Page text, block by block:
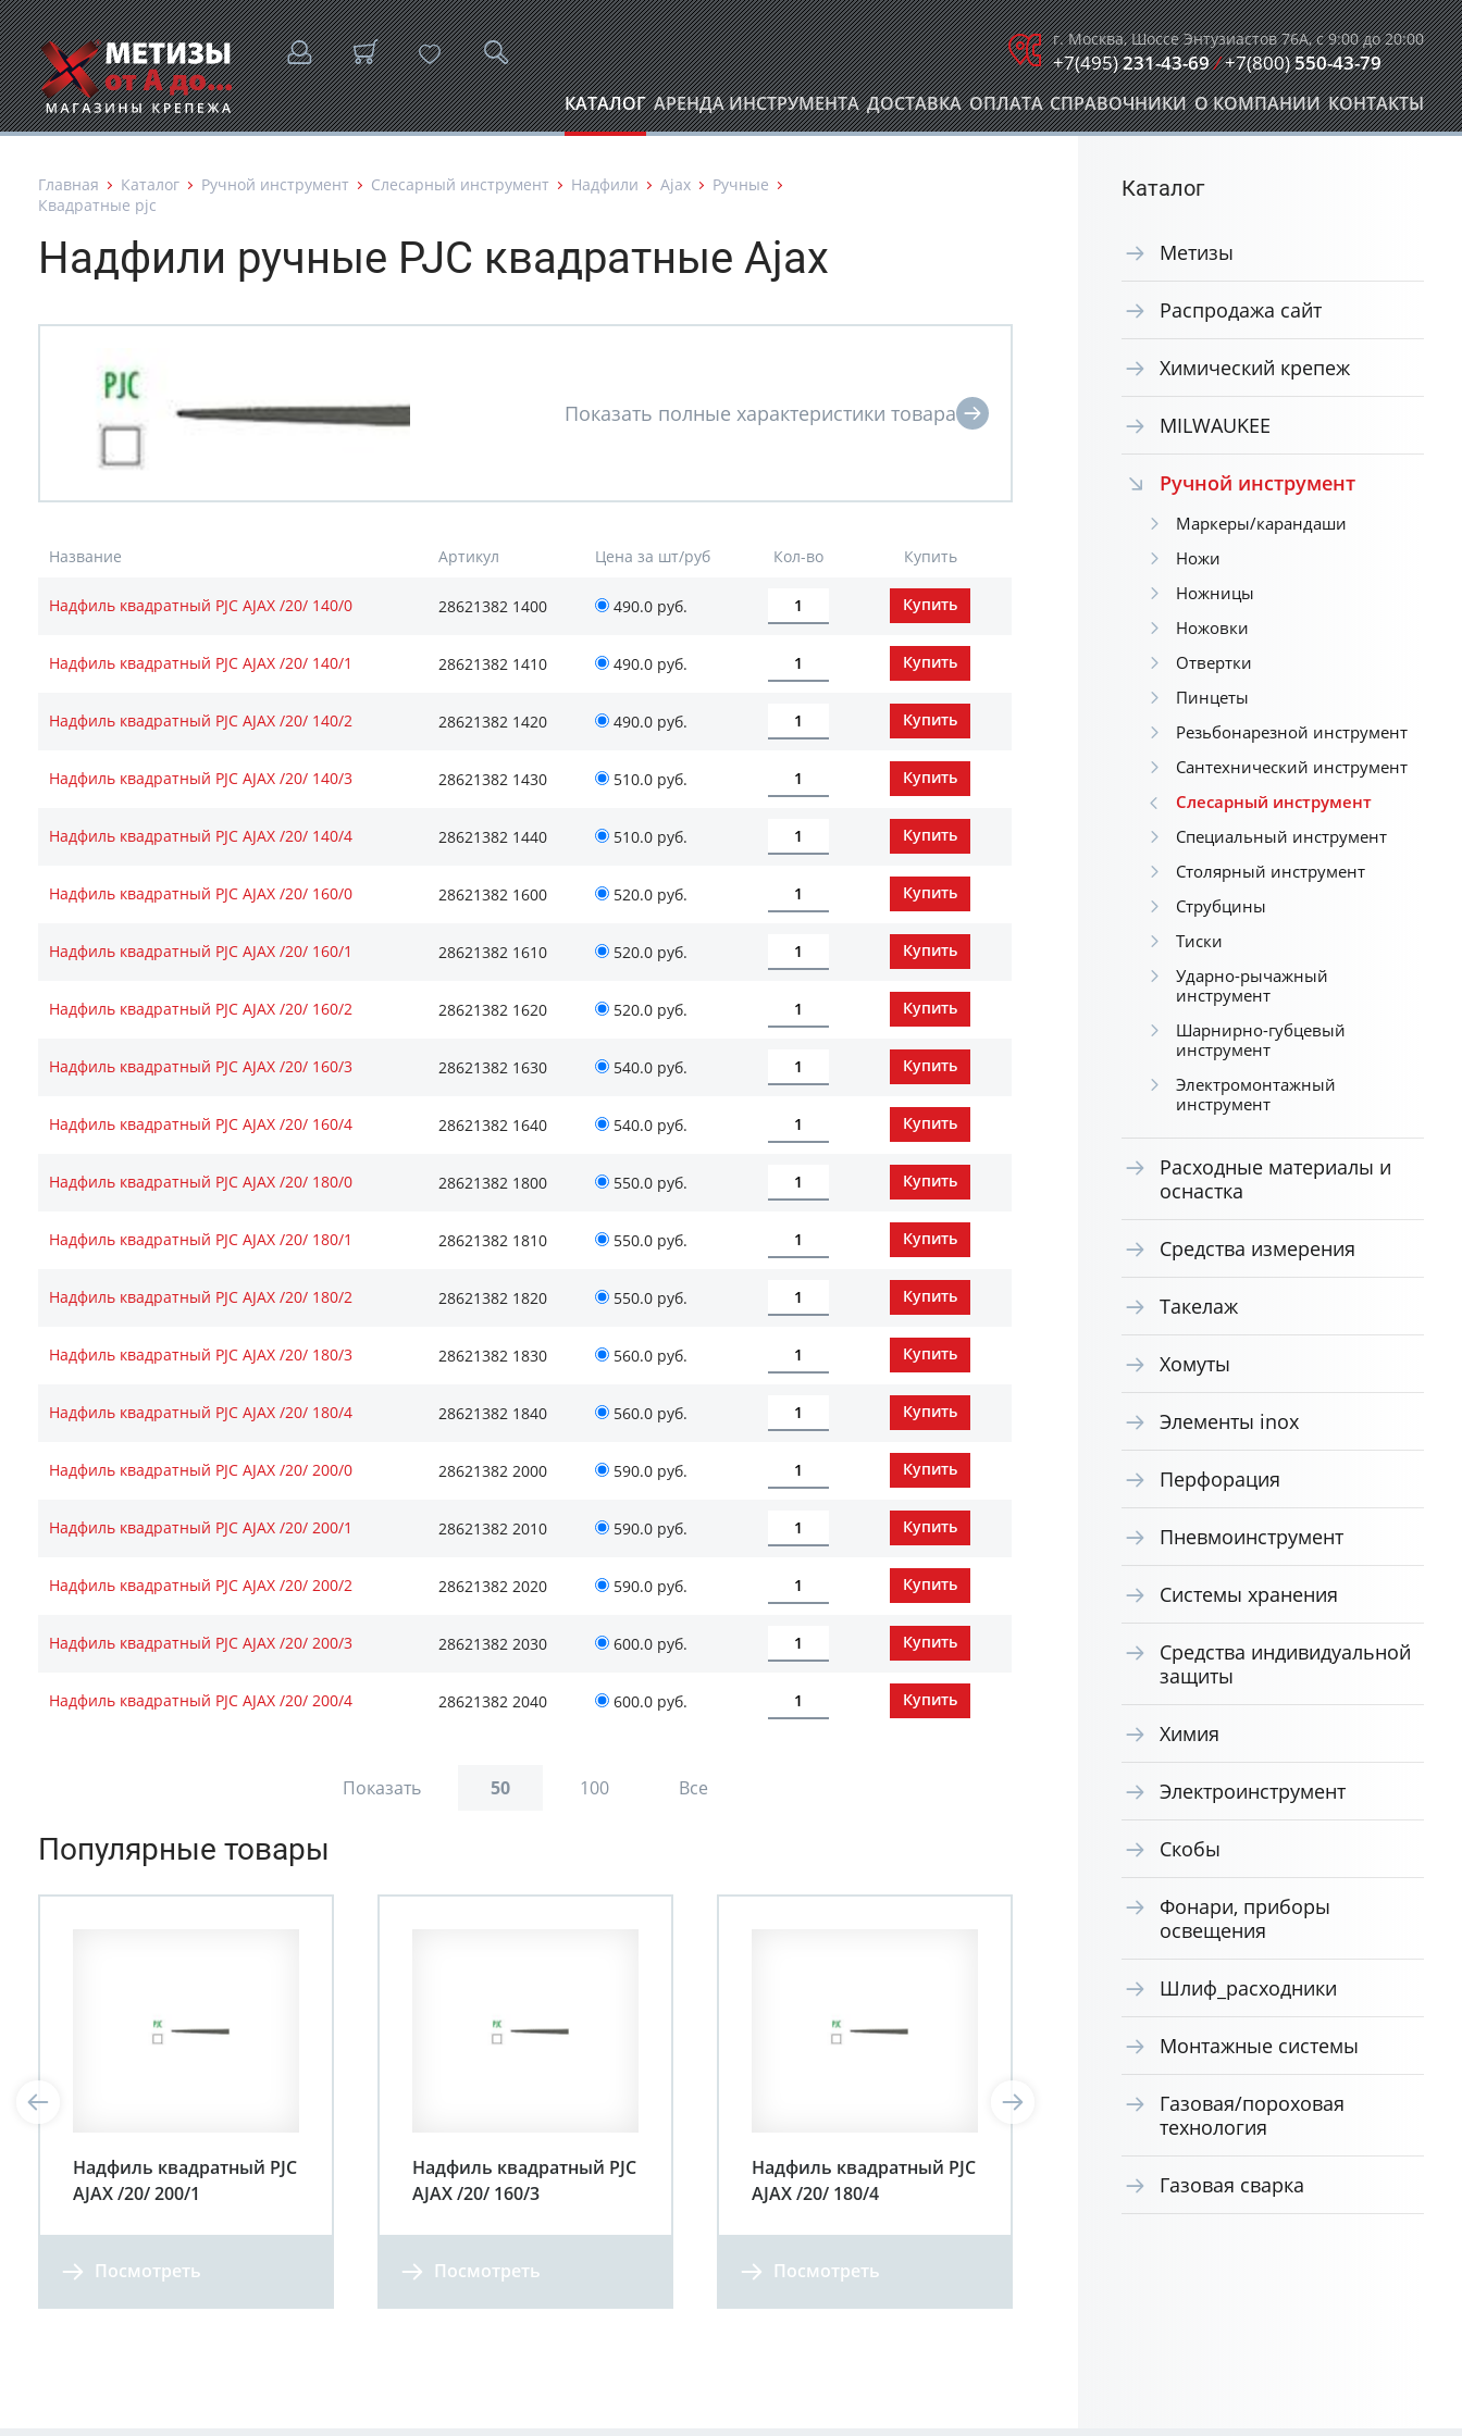
г. Москва, Шоссе Энтузиастов 76А, с 9:00 до 20:00
+7(495)231-43-69/+7(800)550-43-79
КАТАЛОГ АРЕНДА ИНСТРУМЕНТА ДОСТАВКА ОПЛАТА СПРАВОЧНИКИ О КОМПАНИИ КОНТАКТЫ
Главная Каталог Ручной инструмент Слесарный инструмент Надфили Ajax
Ручные
Квадратные pjc
Надфили ручные PJC квадратные Ajax
Название Артикул Цена за шт/руб Кол-во Купить
Надфиль квадратный PJC AJAX /20/ 140/0 28621382 1400 490.0 руб.
Надфиль квадратный PJC AJAX /20/ 140/1 28621382 1410 490.0 руб.
Надфиль квадратный PJC AJAX /20/ 140/2 28621382 1420 490.0 руб.
Надфиль квадратный PJC AJAX /20/ 140/3 28621382 1430 510.0 руб.
Надфиль квадратный PJC AJAX /20/ 140/4 28621382 1440 510.0 руб.
Надфиль квадратный PJC AJAX /20/ 160/0 28621382 1600 520.0 руб.
Надфиль квадратный PJC AJAX /20/ 160/1 28621382 1610 520.0 руб.
Надфиль квадратный PJC AJAX /20/ 160/2 28621382 1620 520.0 руб.
Надфиль квадратный PJC AJAX /20/ 160/3 28621382 1630 540.0 руб.
Надфиль квадратный PJC AJAX /20/ 160/4 28621382 1640 540.0 руб.
Надфиль квадратный PJC AJAX /20/ 180/0 28621382 1800 550.0 руб.
Надфиль квадратный PJC AJAX /20/ 180/1 28621382 1810 550.0 руб.
Надфиль квадратный PJC AJAX /20/ 180/2 28621382 1820 550.0 руб.
Надфиль квадратный PJC AJAX /20/ 180/3 28621382 1830 560.0 руб.
Надфиль квадратный PJC AJAX /20/ 180/4 28621382 1840 560.0 руб.
Надфиль квадратный PJC AJAX /20/ 200/0 28621382 2000 590.0 руб.
Надфиль квадратный PJC AJAX /20/ 200/1 28621382 2010 590.0 руб.
Надфиль квадратный PJC AJAX /20/ 200/2 28621382 2020 590.0 руб.
Надфиль квадратный PJC AJAX /20/ 200/3 28621382 2030 600.0 руб.
Надфиль квадратный PJC AJAX /20/ 200/4 28621382 2040 600.0 руб.
Показать 50 100 Все
Популярные товары
Надфиль квадратный PJC
AJAX /20/ 200/1
Посмотреть
Надфиль квадратный PJC
AJAX /20/ 160/3
Посмотреть
Надфиль квадратный PJC
AJAX /20/ 180/4
Посмотреть
AJAX /20/ 200/3
Каталог
Метизы
Распродажа сайт
Химический крепеж
MILWAUKEE
Ручной инструмент
Маркеры/карандаши
Ножи
Ножницы
Ножовки
Отвертки
Пинцеты
Резьбонарезной инструмент
Сантехнический инструмент
Слесарный инструмент
Специальный инструмент
Столярный инструмент
Струбцины
Тиски
Ударно-рычажный
инструмент
Шарнирно-губцевый
инструмент
Электромонтажный
инструмент
Расходные материалы и
оснастка
Средства измерения
Такелаж
Хомуты
Элементы inox
Перфорация
Пневмоинструмент
Системы хранения
Средства индивидуальной
защиты
Химия
Электроинструмент
Скобы
Фонари, приборы
освещения
Шлиф_расходники
Монтажные системы
Газовая/пороховая
технология
Газовая сварка